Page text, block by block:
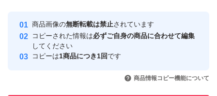
安心取引出品者
心・安全なユーザーです
取引実績
引を完了させた実績があります
商品画像の無断転載は禁止されています
コピーされた情報は必ずご自身の商品に合わせて編集
してください
コピーは1商品につき1回です
商品情報コピー機能について